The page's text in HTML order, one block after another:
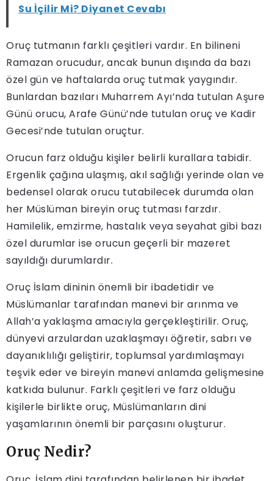
Su İçilir Mi? Diyanet Cevabı
Oruç tutmanın farklı çeşitleri vardır. En bilineni
Ramazan orucudur, ancak bunun dışında da bazı
özel gün ve haftalarda oruç tutmak yaygındır.
Bunlardan bazıları Muharrem Ayı’nda tutulan Aşure
Günü orucu, Arafe Günü’nde tutulan oruç ve Kadir
Gecesi’nde tutulan oruçtur.
Orucun farz olduğu kişiler belirli kurallara tabidir.
Ergenlik çağına ulaşmış, akıl sağlığı yerinde olan ve
bedensel olarak orucu tutabilecek durumda olan
her Müslüman bireyin oruç tutması farzdır.
Hamilelik, emzirme, hastalık veya seyahat gibi bazı
özel durumlar ise orucun geçerli bir mazeret
sayıldığı durumlardır.
Oruç İslam dininin önemli bir ibadetidir ve
Müslümanlar tarafından manevi bir arınma ve
Allah’a yaklaşma amacıyla gerçekleştirilir. Oruç,
dünyevi arzulardan uzaklaşmayı öğretir, sabrı ve
dayanıklılığı geliştirir, toplumsal yardımlaşmayı
teşvik eder ve bireyin manevi anlamda gelişmesine
katkıda bulunur. Farklı çeşitleri ve farz olduğu
kişilerle birlikte oruç, Müslümanların dini
yaşamlarının önemli bir parçasını oluşturur.
Oruç Nedir?